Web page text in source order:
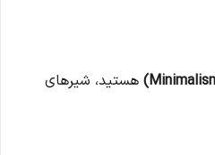
هستید، شیرهای